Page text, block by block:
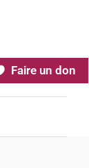
Faire un don